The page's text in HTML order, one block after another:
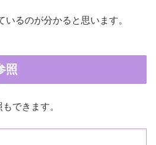
るのが分かると思います。
照
できます。